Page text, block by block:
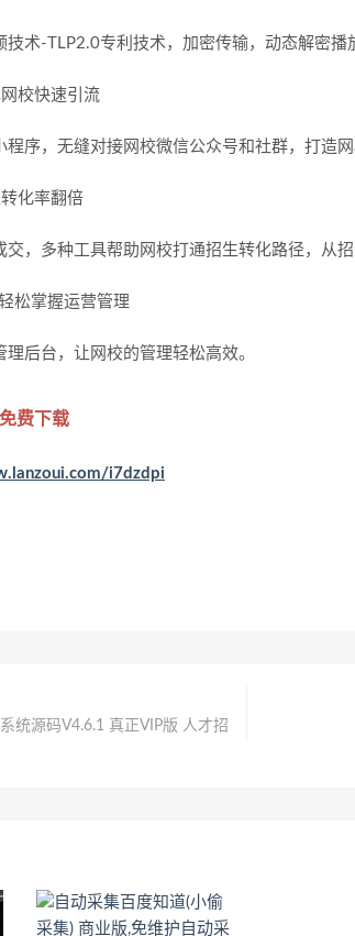
术-TLP2.0专利技术，加密传输，动态解密播
校快速引流
序，无缝对接网校微信公众号和社群，打造
化率翻倍
，多种工具帮助网校打通招生转化路径，从
松掌握运营管理
后台，让网校的管理轻松高效。
费下载
i7dzdpi
统源码V4.6.1 真正VIP版 人才招